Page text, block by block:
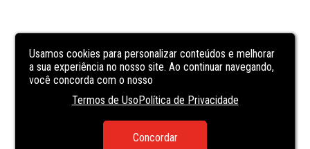
Usamos cookies para personalizar conteúdos e melhorar
a sua experiência no nosso site. Ao continuar navegando,
você concorda com o nosso
Termos de UsoPolítica de Privacidade
Concordar